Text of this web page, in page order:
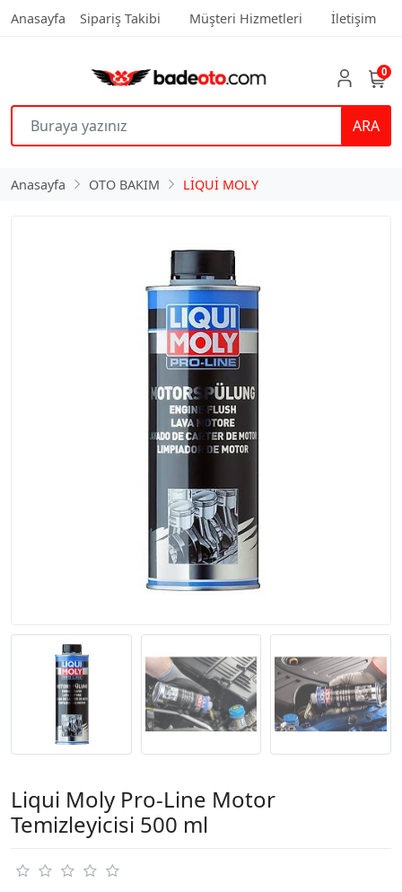
Anasayfa Sipariş Takibi Müşteri Hizmetleri İletişim
ARA
0
Anasayfa OTO BAKIM LİQUİ MOLY
Liqui Moly Pro-Line Motor
Temizleyicisi 500 ml